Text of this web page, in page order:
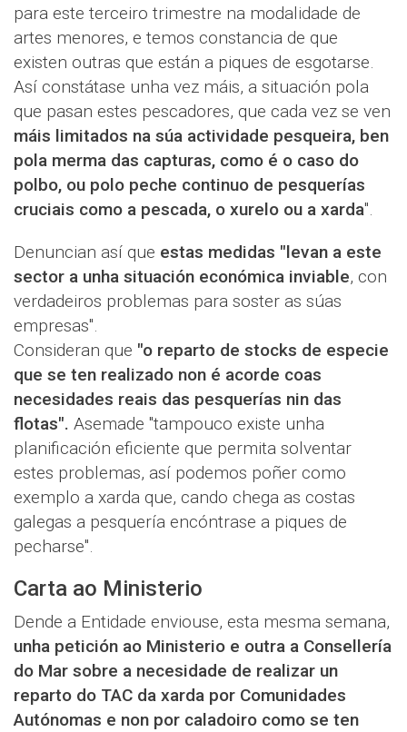
para este terceiro trimestre na modalidade de
artes menores, e temos constancia de que
existen outras que están a piques de esgotarse.
Así constátase unha vez máis, a situación pola
que pasan estes pescadores, que cada vez se ven
máis limitados na súa actividade pesqueira, ben
pola merma das capturas, como é o caso do
polbo, ou polo peche continuo de pesquerías
cruciais como a pescada, o xurelo ou a xarda".
Denuncian así que estas medidas "levan a este
sector a unha situación económica inviable, con
verdadeiros problemas para soster as súas
empresas".
Consideran que "o reparto de stocks de especie
que se ten realizado non é acorde coas
necesidades reais das pesquerías nin das
flotas". Asemade "tampouco existe unha
planificación eficiente que permita solventar
estes problemas, así podemos poñer como
exemplo a xarda que, cando chega as costas
galegas a pesquería encóntrase a piques de
pecharse".
Carta ao Ministerio
Dende a Entidade enviouse, esta mesma semana,
unha petición ao Ministerio e outra a Consellería
do Mar sobre a necesidade de realizar un
reparto do TAC da xarda por Comunidades
Autónomas e non por caladoiro como se ten